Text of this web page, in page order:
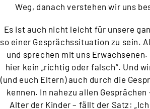
Weg, danach verstehen wir uns
Es ist auch nicht leicht für unsere
so einer Gesprächssituation zu sein.
und sprechen mit uns Erwachsenen.
hier kein „richtig oder falsch“. Und
(und euch Eltern) auch durch die
kennen. In nahezu allen Gesprächen
Alter der Kinder – fällt der Satz: